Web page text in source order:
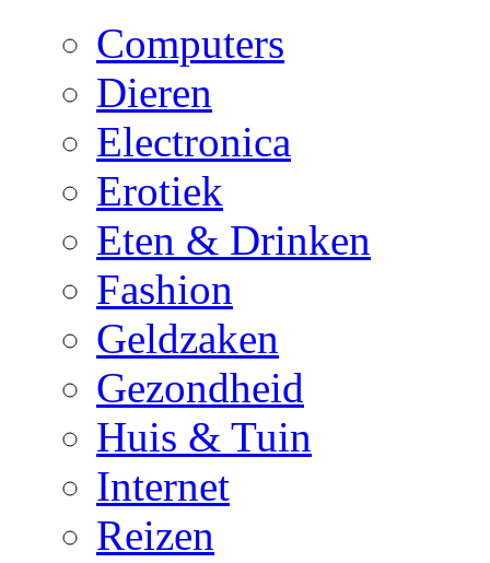
Computers
Dieren
Electronica
Erotiek
Eten & Drinken
Fashion
Geldzaken
Gezondheid
Huis & Tuin
Internet
Reizen